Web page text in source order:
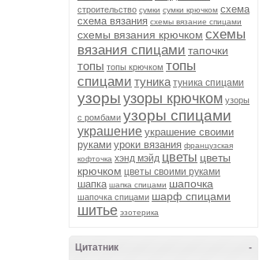
строительство сумки сумки крючком схема
схема вязания схемы вязание спицами
схемы вязания крючком схемы
вязания спицами тапочки
топы топы крючком топы
спицами туника туника спицами
узоры узоры крючком узоры
с ромбами узоры спицами
украшение украшение своими
руками уроки вязания французская
кофточка хэнд мэйд цветы цветы
крючком цветы своими руками
шапка шапка спицами шапочка
шапочка спицами шарф спицами
шитье эзотерика
-
Цитатник